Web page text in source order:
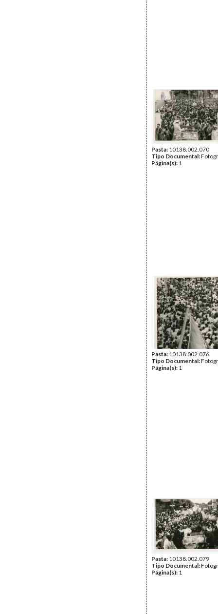
Pasta: 10138.002.070
Tipo Documental:
Página(s): 1
Pasta: 10138.002.076
Tipo Documental:
Página(s): 1
Pasta: 10138.002.079
Tipo Documental:
Página(s): 1